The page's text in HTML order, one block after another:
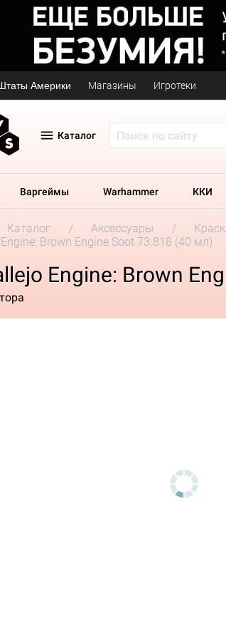
Америки Магазины Игротеки
Каталог
Варгеймы Warhammer ККИ
Каталог Аксессуары
Brown Engine Soot 73.818 (40 мл)
Engine: Brown